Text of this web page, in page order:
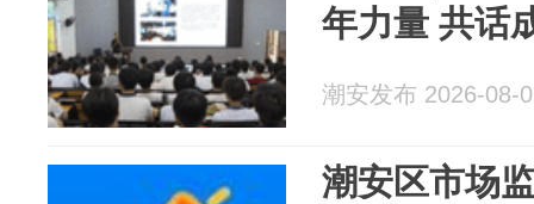
年力量 共话
潮安发布 2026-08-
潮安区市场